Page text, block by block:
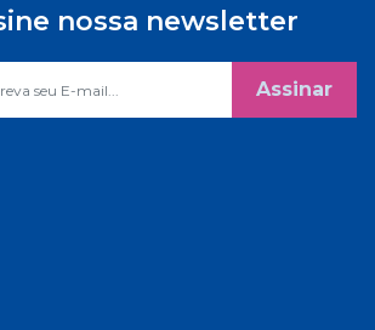
nossa newsletter
Assinar